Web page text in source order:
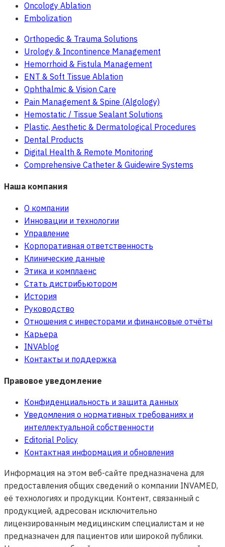
Oncology Ablation
Embolization
Orthopedic & Trauma Solutions
Urology & Incontinence Management
Hemorrhoid & Fistula Management
ENT & Soft Tissue Ablation
Ophthalmic & Vision Care
Pain Management & Spine (Algology)
Hemostatic / Tissue Sealant Solutions
Plastic, Aesthetic & Dermatological Procedures
Dental Products
Digital Health & Remote Monitoring
Comprehensive Catheter & Guidewire Systems
Наша компания
О компании
Инновации и технологии
Управление
Корпоративная ответственность
Клинические данные
Этика и комплаенс
Стать дистрибьютором
История
Руководство
Отношения с инвесторами и финансовые отчёты
Карьера
INVAblog
Контакты и поддержка
Правовое уведомление
Конфиденциальность и защита данных
Уведомления о нормативных требованиях и
интеллектуальной собственности
Editorial Policy
Контактная информация и обновления
Информация на этом веб-сайте предназначена для
предоставления общих сведений о компании INVAMED,
её технологиях и продукции. Контент, связанный с
продукцией, адресован исключительно
лицензированным медицинским специалистам и не
предназначен для пациентов или широкой публики.